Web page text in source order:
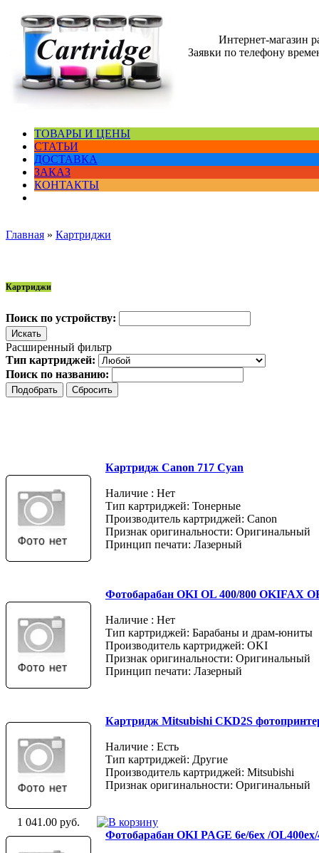
Интернет-магазин
Заявки по телефону
ТОВАРЫ И ЦЕНЫ
СТАТЬИ
ДОСТАВКА
ЗАКАЗ
КОНТАКТЫ
Главная » Картриджи
Картриджи
Поиск по устройству:
Расширенный фильтр
Тип картриджей:
Поиск по названию:
Картридж Canon 717 Cyan
Наличие : Нет
Тип картриджей: Тонерные
Производитель картриджей: Canon
Признак оригинальности: Оригинальный
Принцип печати: Лазерный
Фотобарабан OKI OL 400/800 OKIFAX
Наличие : Нет
Тип картриджей: Барабаны и драм-юниты
Производитель картриджей: OKI
Признак оригинальности: Оригинальный
Принцип печати: Лазерный
Картридж Mitsubishi CKD2S
Наличие : Есть
Тип картриджей: Другие
Производитель картриджей: Mitsubishi
Признак оригинальности: Оригинальный
1 041.00 руб.
Фотобарабан OKI PAGE 6e/6ex /OL400ex/